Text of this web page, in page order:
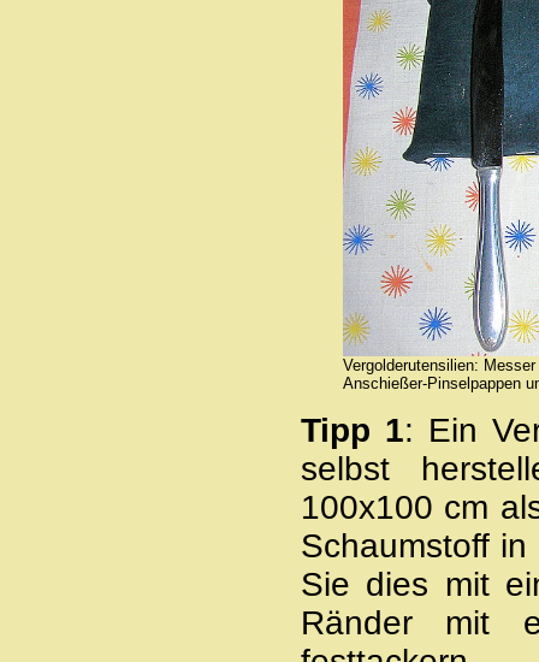
Vergolderutensilien:
Anschießer-Pinselpappen
Tipp 1: Ein
selbst
100x100 cm
Schaumstoff
Sie dies mit
Ränder mit